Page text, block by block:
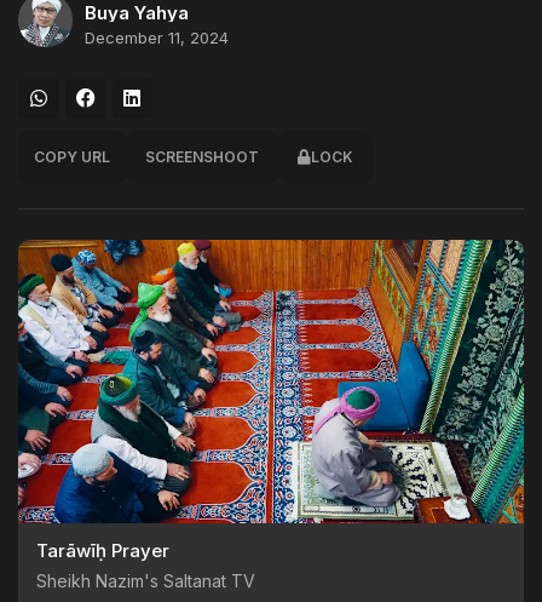
Buya Yahya
December 11, 2024
COPY URL SCREENSHOOT LOCK
Tarāwīḥ Prayer
Sheikh Nazim's Saltanat TV